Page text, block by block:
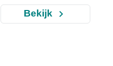
Bekijk navigate_next